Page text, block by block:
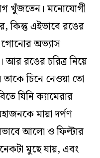
খুঁজতেন। মনোযোগী
কিন্তু এইভাবে রঙের
অভ্যাস
রঙের চরিত্র নিয়ে
তাকে চিনে নেওয়া তো
যিনি ক্যামেরার
মায়া দর্পণ
আলো ও ফিল্টার
মুছে যায়, এবং